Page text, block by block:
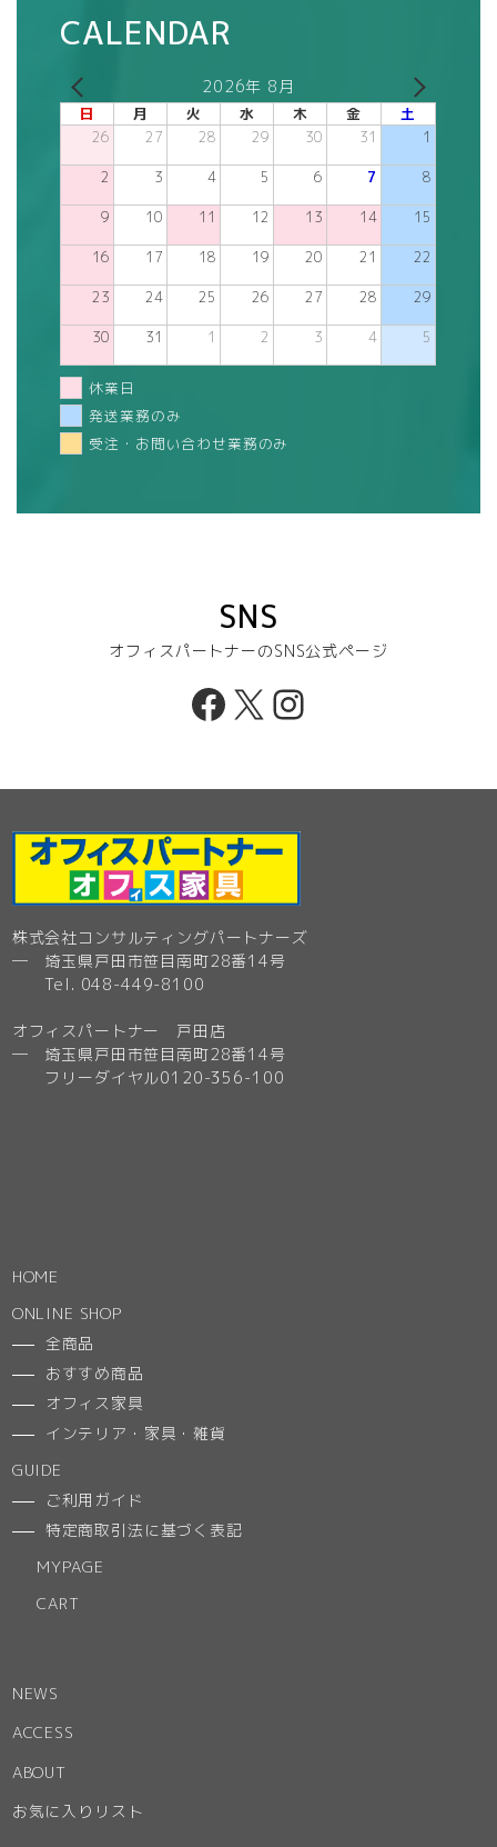
CALENDAR
2026年 8月
日 月 火 水 木 金 土
26 27 28 29 30 31 1
2 3 4 5 6 7 8
9 10 11 12 13 14 15
16 17 18 19 20 21 22
23 24 25 26 27 28 29
30 31 1 2 3 4 5
休業日
発送業務のみ
受注・お問い合わせ業務のみ
SNS
オフィスパートナーのSNS公式ページ
Facebook
X Instagram
株式会社コンサルティングパートナーズ
─ 埼玉県戸田市笹目南町28番14号
Tel. 048-449-8100
オフィスパートナー 戸田店
─ 埼玉県戸田市笹目南町28番14号
フリーダイヤル0120-356-100
HOME
ONLINE SHOP
全商品
おすすめ商品
オフィス家具
インテリア・家具・雑貨
GUIDE
ご利用ガイド
特定商取引法に基づく表記
MYPAGE
CART
NEWS
ACCESS
ABOUT
お気に入りリスト